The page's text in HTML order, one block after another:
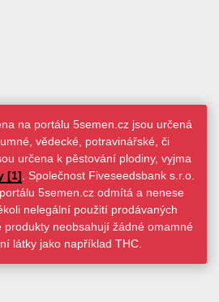
na portálu 5semen.cz jsou určená
vědecké, potravinářské, či
určena k pěstování plodiny, vyjma
[1] . Společnost Fiveseedsbank s.r.o.
5semen.cz odmítá a nenese
nelegální použití prodávaných
neobsahují žádné omamné
látky jako například THC.